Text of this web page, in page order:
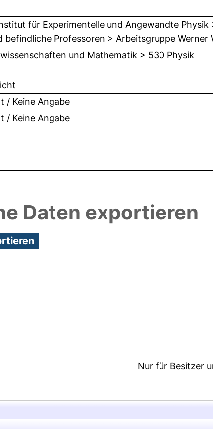
für Experimentelle und Angewandte
befindliche Professoren > Arbeitsgruppe Werner
und Mathematik > 530 Physik
/ Keine Angabe
/ Keine Angabe
Daten exportieren
Nur für Besitzer